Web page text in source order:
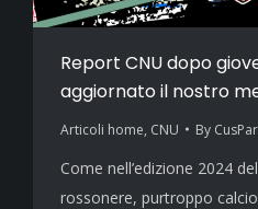
Report CNU dopo
aggiornato il nostro
Articoli home, CNU By
Come nell’edizione 2024
rossonere, purtroppo